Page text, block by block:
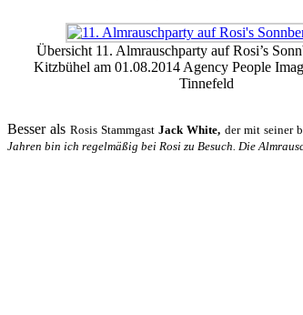
Übersicht 11. Almrauschparty auf Rosi’s
Kitzbühel am 01.08.2014 Agency People
Tinnefeld
Besser alsRosis Stammgast Jack White, der mit seiner
Jahren bin ich regelmäßig bei Rosi zu Besuch. Die